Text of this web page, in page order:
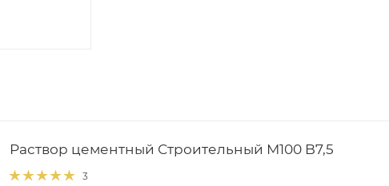
Раствор цементный Строительный М100 B7,5
3